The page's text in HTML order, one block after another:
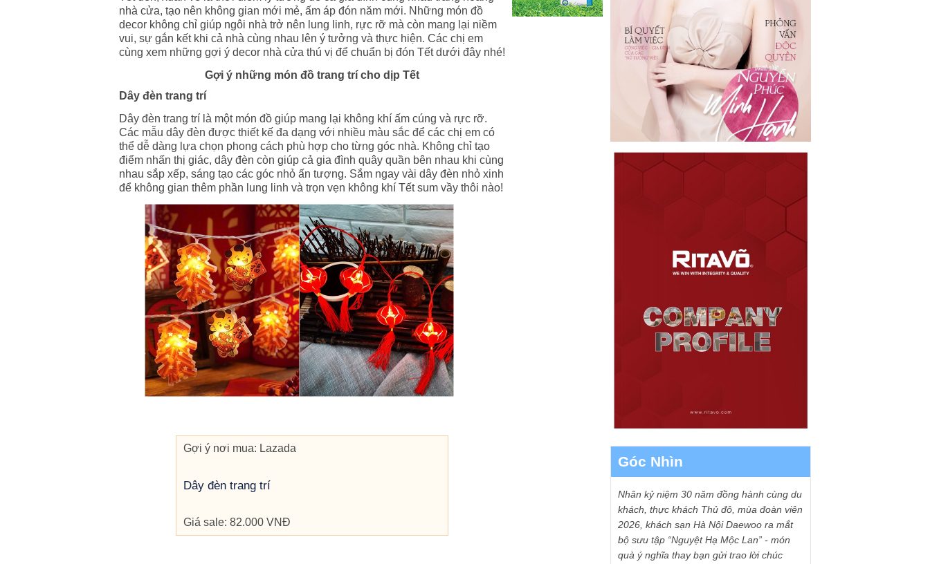
nhà cửa, tạo nên không gian mới mẻ, ấm áp đón năm mới. Những món đồ
decor không chỉ giúp ngôi nhà trở nên lung linh, rực rỡ mà còn mang lại niềm
vui, sự gắn kết khi cả nhà cùng nhau lên ý tưởng và thực hiện. Các chị em
cùng xem những gợi ý decor nhà cửa thú vị để chuẩn bị đón Tết dưới đây nhé!
Gợi ý những món đồ trang trí cho dịp Tết
Dây đèn trang trí
Dây đèn trang trí là một món đồ giúp mang lại không khí ấm cúng và rực rỡ.
Các mẫu dây đèn được thiết kế đa dạng với nhiều màu sắc để các chị em có
thể dễ dàng lựa chọn phong cách phù hợp cho từng góc nhà. Không chỉ tạo
điểm nhấn thị giác, dây đèn còn giúp cả gia đình quây quần bên nhau khi cùng
nhau sắp xếp, sáng tạo các góc nhỏ ấn tượng. Sắm ngay vài dây đèn nhỏ xinh
để không gian thêm phần lung linh và trọn vẹn không khí Tết sum vầy thôi nào!
Gợi ý nơi mua: Lazada
Dây đèn trang trí
Giá sale: 82.000 VNĐ
Góc Nhìn
Nhân kỷ niệm 30 năm đồng hành cùng du
khách, thực khách Thủ đô, mùa đoàn viên
2026, khách sạn Hà Nội Daewoo ra mắt
bộ sưu tập “Nguyệt Hạ Mộc Lan” - món
quà ý nghĩa thay bạn gửi trao lời chúc